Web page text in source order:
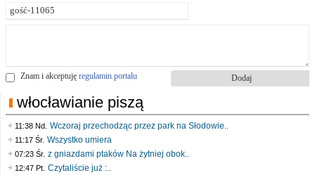
Znam i akceptuję regulamin portalu
włocławianie piszą
11:38 Nd. Wczoraj przechodząc przez park na Słodowie..
11:17 Śr. Wszystko umiera
07:23 Śr. z gniazdami ptaków Na żytniej obok..
12:47 Pt. Czytaliście już :..